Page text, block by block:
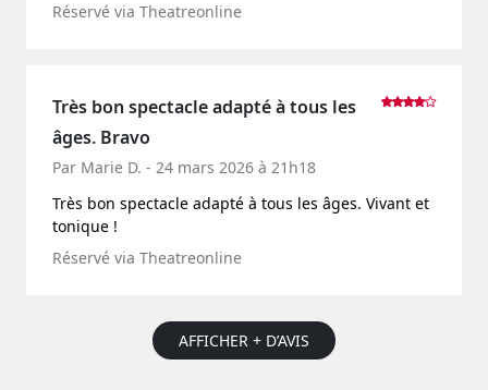
Réservé via Theatreonline
Très bon spectacle adapté à tous les
âges. Bravo
Par Marie D. - 24 mars 2026 à 21h18
Très bon spectacle adapté à tous les âges. Vivant et
tonique !
Réservé via Theatreonline
AFFICHER + D’AVIS